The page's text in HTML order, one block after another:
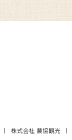
株式会社 農協観光